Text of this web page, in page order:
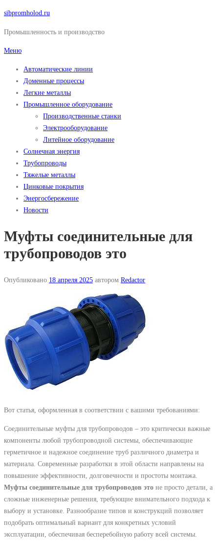
Перейти
содержимому
sibpromholod.ru
Промышленность и производство
Меню
Автоматические линии
Доменные процессы
Легкие металлы
Промышленное оборудование
Производственные станки
Электрооборудование
Литейное оборудование
Солнечная энергия
Трубопроводы
Тяжелые металлы
Цинковые покрытия
Энергосбережение
Новости
Муфты соединительные для
трубопроводов это
Опубликовано 18 апреля 2025 автором Redactor
Вот статья, оформленная в соответствии с вашими требованиями:
Соединительные муфты для трубопроводов – это критически важные
компоненты любой трубопроводной системы, обеспечивающие
герметичное и надежное соединение труб различного диаметра и
материала. Современные разработки в этой области направлены на
повышение эффективности, долговечности и простоты монтажа.
Муфты соединительные для трубопроводов это не просто детали, а
сложные инженерные решения, требующие внимательного подхода к
выбору и установке. Разнообразие типов и конструкций позволяет
подобрать оптимальный вариант для конкретных условий
эксплуатации, обеспечивая бесперебойную работу всей системы.